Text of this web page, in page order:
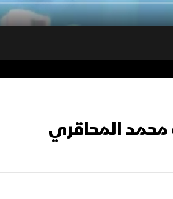
محمد المحاقري